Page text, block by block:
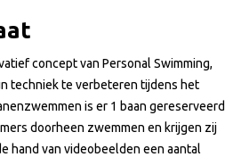
concept van Personal Swimming,
techniek te verbeteren tijdens het
is er 1 baan gereserveerd
doorheen zwemmen en krijgen zij
hand van videobeelden een aantal